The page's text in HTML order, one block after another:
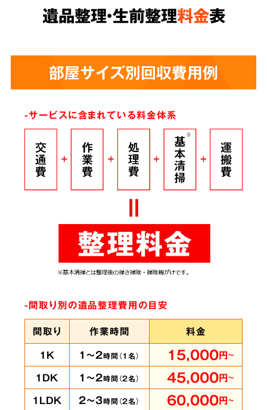
遺品整理・生前整理料金表
部屋サイズ別回収費用例
-サービスに含まれている料金体系
-間取り別の遺品整理費用の目安
間取り
作業時間
料金
1K
1～2時間（1名） 15,000円～
1DK 1～2時間（2名） 45,000円～
1LDK 2～3時間（2名） 60,000円～